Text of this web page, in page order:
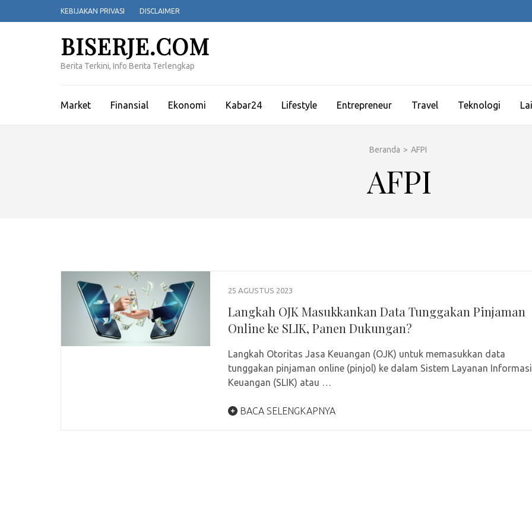
ke
KEBIJAKAN PRIVASI DISCLAIMER
BISERJE.COM
Berita Terkini, Info Berita Terlengkap
Market Finansial Ekonomi Kabar24 Lifestyle Entrepreneur Travel Teknologi
Beranda > AFPI
AFPI
25 AGUSTUS 2023
Langkah OJK Masukkankan Data Tunggakan Pinjaman
Online ke SLIK, Panen Dukungan?
Langkah Otoritas Jasa Keuangan (OJK) untuk memasukkan data
tunggakan pinjaman online (pinjol) ke dalam Sistem Layanan Informasi
Keuangan (SLIK) atau …
BACA SELENGKAPNYA